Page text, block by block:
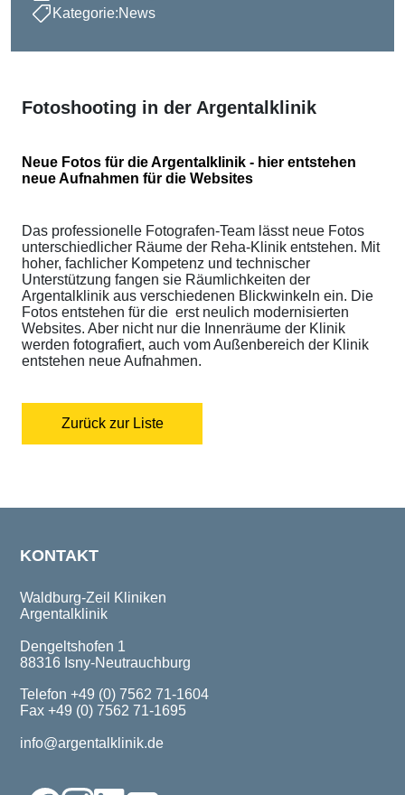
Kategorie:News
Fotoshooting in der Argentalklinik
Neue Fotos für die Argentalklinik - hier entstehen
neue Aufnahmen für die Websites
Das professionelle Fotografen-Team lässt neue Fotos
unterschiedlicher Räume der Reha-Klinik entstehen. Mit
hoher, fachlicher Kompetenz und technischer
Unterstützung fangen sie Räumlichkeiten der
Argentalklinik aus verschiedenen Blickwinkeln ein. Die
Fotos entstehen für die erst neulich modernisierten
Websites. Aber nicht nur die Innenräume der Klinik
werden fotografiert, auch vom Außenbereich der Klinik
entstehen neue Aufnahmen.
Zurück zur Liste
KONTAKT
Waldburg-Zeil Kliniken
Argentalklinik
Dengeltshofen 1
88316 Isny-Neutrauchburg
Telefon +49 (0) 7562 71-1604
Fax +49 (0) 7562 71-1695
info@argentalklinik.de